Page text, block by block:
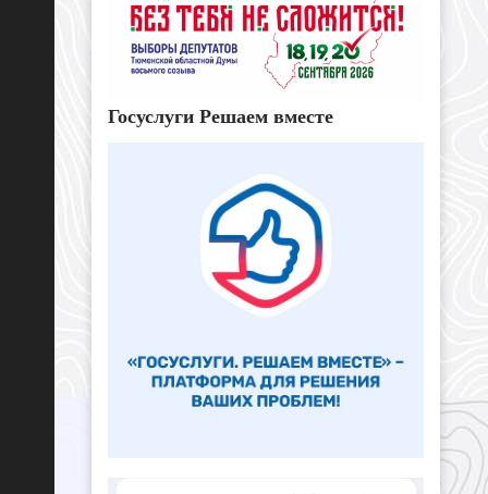
Госуслуги Решаем вместе